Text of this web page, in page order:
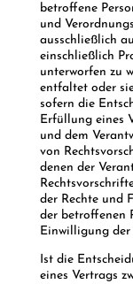
betroffene
und
ausschließlich
einschließlich
unterworfen zu
entfaltet oder
sofern die
Erfüllung eines
und dem
von
denen der
der Rechte und
der betroffenen
Einwilligung
Ist die
eines Vertrags